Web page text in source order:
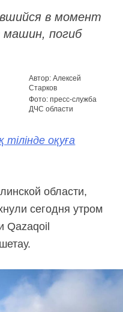
в момент
машин, погиб
Автор: Алексей
Старков
Фото: пресс-служба
ДЧС области
оқуға
области,
сегодня утром
Qazaqoil